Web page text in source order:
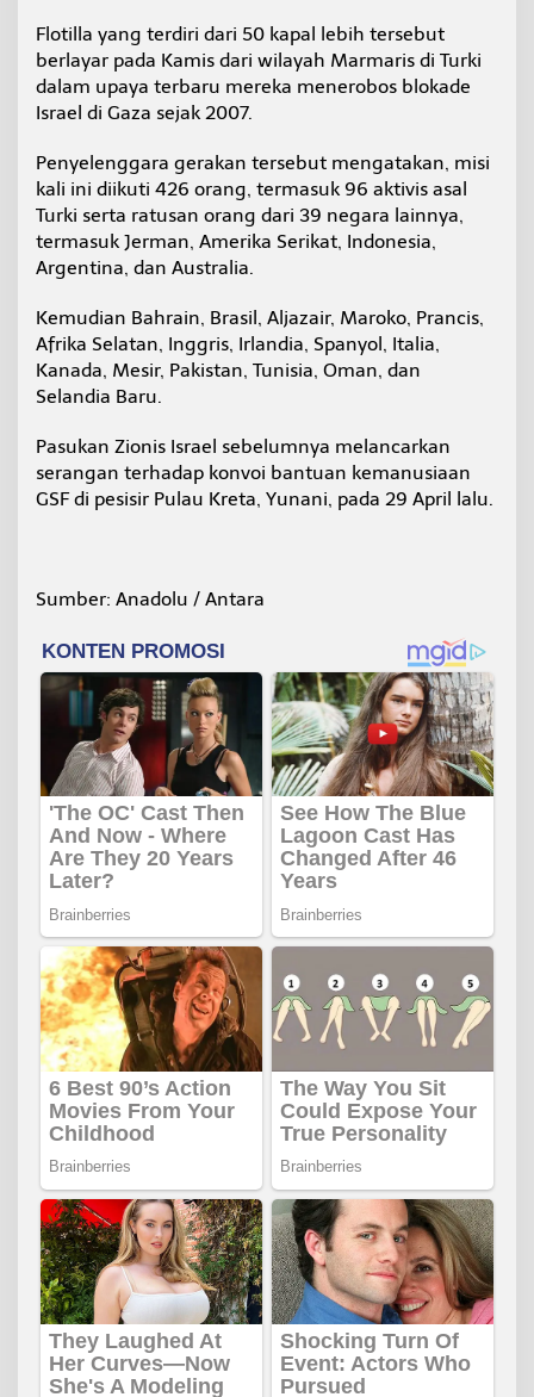
Flotilla yang terdiri dari 50 kapal lebih tersebut
berlayar pada Kamis dari wilayah Marmaris di Turki
dalam upaya terbaru mereka menerobos blokade
Israel di Gaza sejak 2007.
Penyelenggara gerakan tersebut mengatakan, misi
kali ini diikuti 426 orang, termasuk 96 aktivis asal
Turki serta ratusan orang dari 39 negara lainnya,
termasuk Jerman, Amerika Serikat, Indonesia,
Argentina, dan Australia.
Kemudian Bahrain, Brasil, Aljazair, Maroko, Prancis,
Afrika Selatan, Inggris, Irlandia, Spanyol, Italia,
Kanada, Mesir, Pakistan, Tunisia, Oman, dan
Selandia Baru.
Pasukan Zionis Israel sebelumnya melancarkan
serangan terhadap konvoi bantuan kemanusiaan
GSF di pesisir Pulau Kreta, Yunani, pada 29 April lalu.
Sumber: Anadolu / Antara